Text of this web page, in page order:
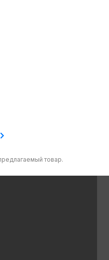
товар.